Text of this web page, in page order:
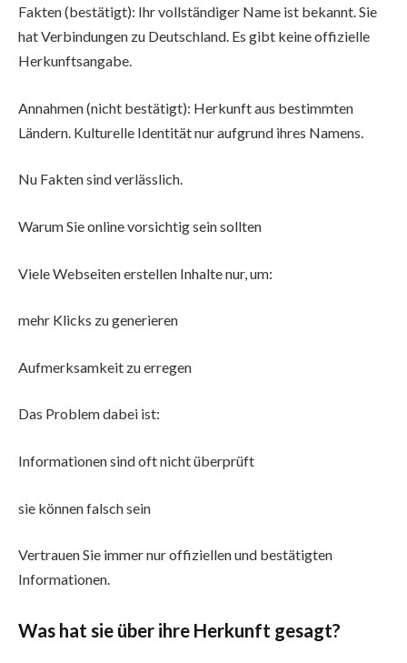
Fakten (bestätigt): Ihr vollständiger Name ist bekannt. Sie
hat Verbindungen zu Deutschland. Es gibt keine offizielle
Herkunftsangabe.
Annahmen (nicht bestätigt): Herkunft aus bestimmten
Ländern. Kulturelle Identität nur aufgrund ihres Namens.
Nu Fakten sind verlässlich.
Warum Sie online vorsichtig sein sollten
Viele Webseiten erstellen Inhalte nur, um:
mehr Klicks zu generieren
Aufmerksamkeit zu erregen
Das Problem dabei ist:
Informationen sind oft nicht überprüft
sie können falsch sein
Vertrauen Sie immer nur offiziellen und bestätigten
Informationen.
Was hat sie über ihre Herkunft gesagt?